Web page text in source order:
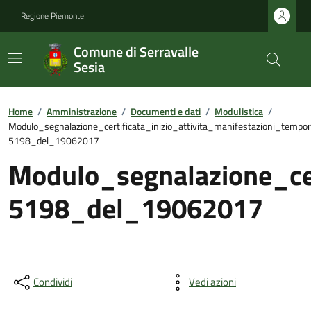
Regione Piemonte
Comune di Serravalle
Sesia
Home / Amministrazione / Documenti e dati / Modulistica /
5198_del_19062017
5198_del_19062017
Condividi Vedi azioni